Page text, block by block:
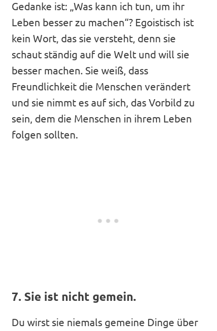
Gedanke ist: „Was kann ich tun, um ihr
Leben besser zu machen“? Egoistisch ist
kein Wort, das sie versteht, denn sie
schaut ständig auf die Welt und will sie
besser machen. Sie weiß, dass
Freundlichkeit die Menschen verändert
und sie nimmt es auf sich, das Vorbild zu
sein, dem die Menschen in ihrem Leben
folgen sollten.
7. Sie ist nicht gemein.
Du wirst sie niemals gemeine Dinge über